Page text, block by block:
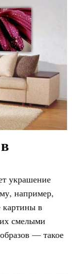
украшение
например,
картины в
смелыми
— такое